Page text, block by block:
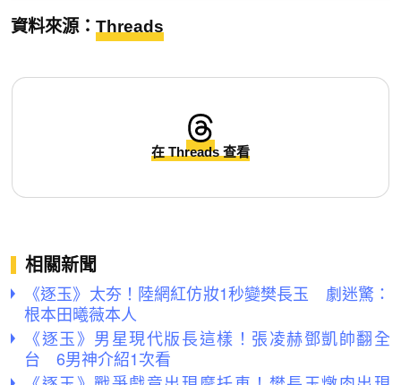
資料來源： Threads
在 Threads 查看
相關新聞
《逐玉》太夯！陸網紅仿妝1秒變樊長玉 劇迷驚：
根本田曦薇本人
《逐玉》男星現代版長這樣！張凌赫鄧凱帥翻全
台 6男神介紹1次看